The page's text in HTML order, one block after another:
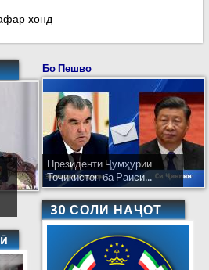
Марги беш аз 1,9 ва шифои зиёда аз
хонд
Бо Пешво
Президенти Ҷумҳурии
Тоҷикистон ба Раиси...
30 СОЛИ НАҶОТ